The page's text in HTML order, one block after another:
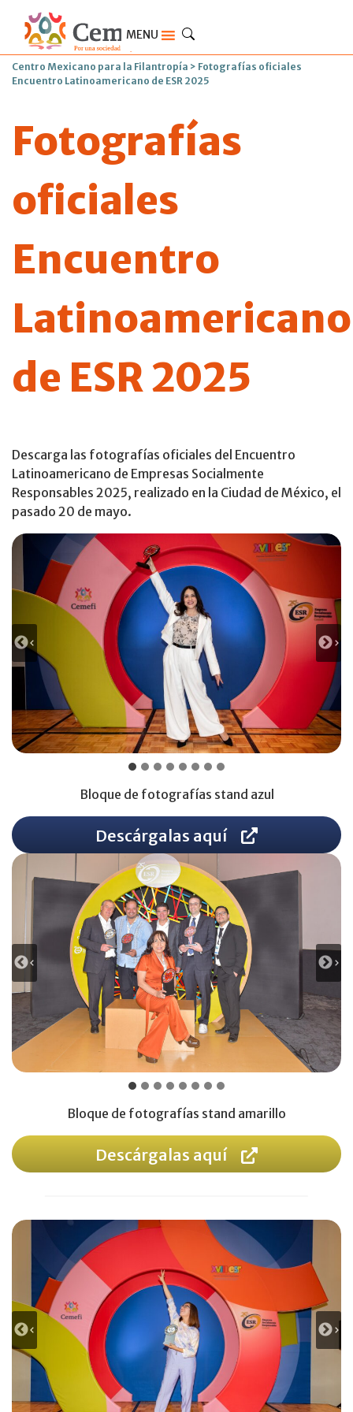
MENU
Centro Mexicano para la Filantropía > Fotografías oficiales
Encuentro Latinoamericano de ESR 2025
Fotografías
oficiales
Encuentro
Latinoamericano
de ESR 2025
Descarga las fotografías oficiales del Encuentro
Latinoamericano de Empresas Socialmente
Responsables 2025, realizado en la Ciudad de México, el
pasado 20 de mayo.
Bloque de fotografías stand azul
Descárgalas aquí
Bloque de fotografías stand amarillo
Descárgalas aquí